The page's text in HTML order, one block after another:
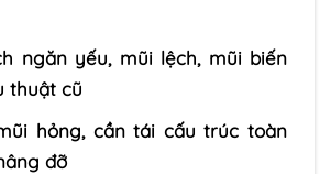
ngăn yếu, mũi lệch, mũi biến
thuật cũ
hỏng, cần tái cấu trúc toàn
đỡ